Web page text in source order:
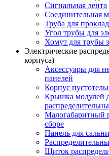
Сигнальная лента
Соединительная
Труба для
Угол трубы для
Хомут для трубы
Электрические
корпуса)
Аксессуары для
панелей
Корпус
Крышка модулей
Малогабаритный
сборе
Панель для
Щиток